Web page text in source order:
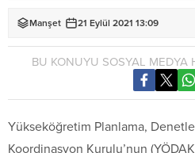
Manşet 21 Eylül 2021 13:09
BU KONUYU SOSYAL MEDYA
Yükseköğretim Planlama,
Koordinasyon Kurulu’nun